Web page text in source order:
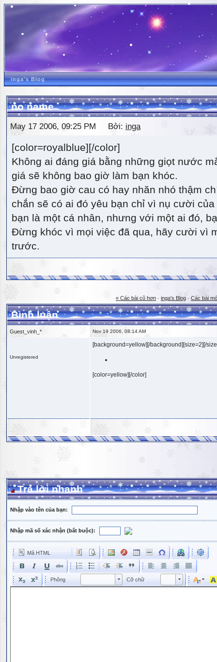
inga's Blog
no name
May 17 2006, 09:25 PM Bởi: inga
[color=royalblue][/color]
Không ai đáng giá bằng những giọt nước
giá sẽ không bao giờ làm bạn khóc.
Đừng bao giờ cau có hay nhăn nhó thậm
chắn sẽ có ai đó yêu bạn chỉ vì nụ cười
bạn là một cá nhân, nhưng với một ai đó,
Đừng khóc vì mọi việc đã qua, hãy cười vì
trước.
« Các bài cũ hơn · inga's Blog · Các bài
Bình luận
Guest_vinh_* Nov 19 2006, 08:14 AM
Unregistered
[background=yellow][/background][size=2][/
[color=yellow][/color]
Trả lời nhanh
Nhập vào tên của bạn:
Nhập mã số xác nhận (bắt buộc):
Mã HTML
Phông Phông Cỡ chữ Kích cỡ phông